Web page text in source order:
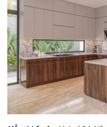
Mẫu tủ bếp gỗ đẹp mang lại
trọng và bền bỉ cho
Mẫu tủ bếp gỗ đẹp là lựa chọn
yêu thích nhờ vẻ đẹp tự nhiên,
và khả năng sử dụng lâu dài.
gian bếp trở nên gần gũi
nét sang trọng nếu được thiết
đồng bộ cùng bàn ăn, thiết bị
trở nên hài hòa hơn.